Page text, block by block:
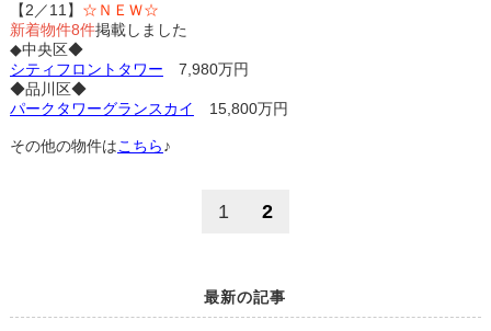
【2／11】 ☆ＮＥＷ☆
新着物件8件掲載しました
◆中央区◆
シティフロントタワー 7,980万円
◆品川区◆
パークタワーグランスカイ
15,800万円
その他の物件はこちら♪
1 2
最新の記事